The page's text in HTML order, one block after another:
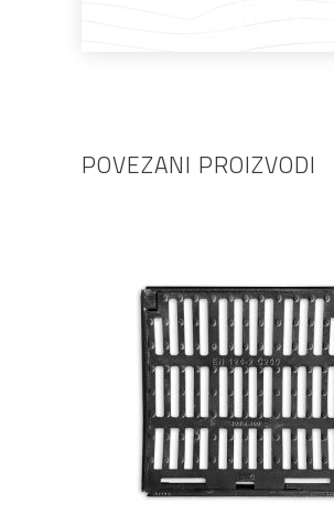
POVEZANI PROIZVODI
DODAJ U KOŠARICU